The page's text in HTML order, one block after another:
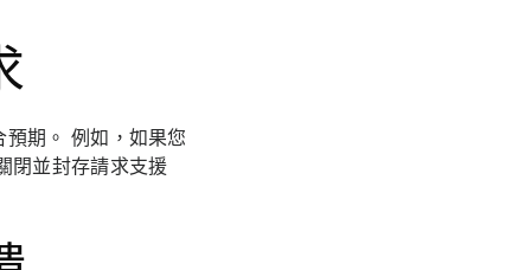
期。 例如，如果您
閉並封存請求支援